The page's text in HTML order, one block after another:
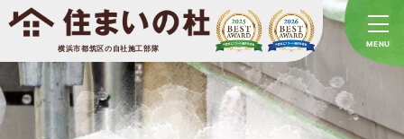
横浜市都筑区の自社施工部隊